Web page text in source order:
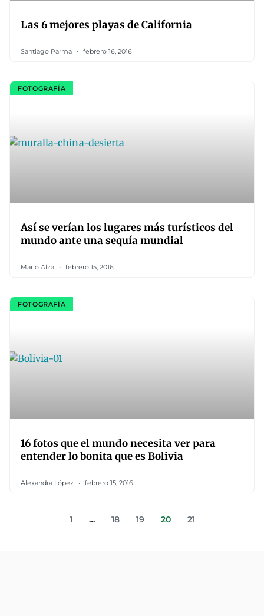
Las 6 mejores playas de California
Santiago Parma febrero 16, 2016
FOTOGRAFÍA
Así se verían los lugares más turísticos del
mundo ante una sequía mundial
Mario Alza febrero 15, 2016
FOTOGRAFÍA
16 fotos que el mundo necesita ver para
entender lo bonita que es Bolivia
Alexandra López febrero 15, 2016
1 … 18 19 20 21